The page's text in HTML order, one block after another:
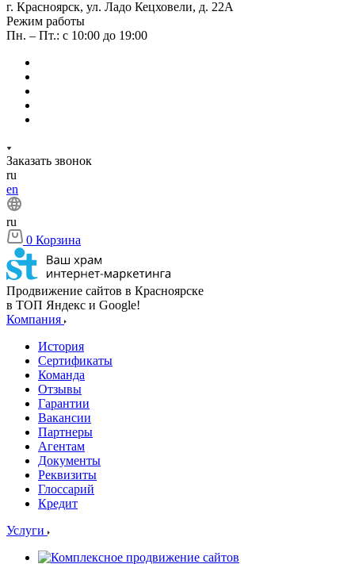
г. Красноярск, ул. Ладо Кецховели, д. 22А
Режим работы
Пн. – Пт.: с 10:00 до 19:00
Заказать звонок
ru
en
ru
0 Корзина
Продвижение сайтов в Красноярске
в ТОП Яндекс и Google!
Компания
История
Сертификаты
Команда
Отзывы
Гарантии
Вакансии
Партнеры
Агентам
Документы
Реквизиты
Глоссарий
Кредит
Услуги